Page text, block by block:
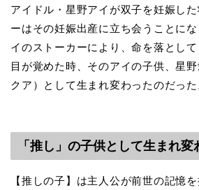
アイドル・星野アイが双子を妊娠し
ーはその妊娠出産に立ち会うことに
イのストーカーにより、命を落とし
目が覚めた時、そのアイの子供、星
クア）として生まれ変わったのだった
「推し」の子供として生まれ
【推しの子】は主人公が前世の記憶